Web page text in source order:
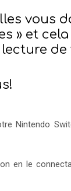
vous
» et
Nintendo
en le